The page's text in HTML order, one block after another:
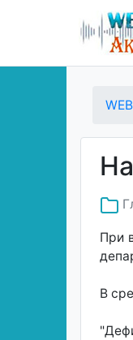
При
В